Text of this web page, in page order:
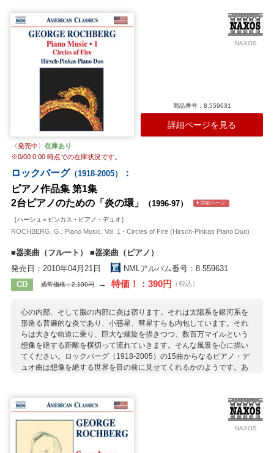
る12の音が同じであろうとも、その構成や並べ方が変われば全く違う
色合いが出ることは間違いありません）。3つの悲しい作品は驚くほど
抒情的ですがジャズ風な趣きも垣間見える美しい曲。ソナタ・セリア
は着想こそ初期ですが、50年代に改定され、1998年になってようやく
発表された力作です。
ロックバーグ
NAXOS
商品番号：8.559631
詳細ページを見る
〈発売中〉 在庫あり
※0/00 0:00時点での在庫状況です。
ロックバーグ（1918-2005）
：
ピアノ作品集 第1集
2台ピアノのための「炎の環」
（1996-97） 詳細ページ
［ハーシュ＝ピンカス・ピアノ・デュオ］
ROCHBERG, G.: Piano Music, Vol. 1 - Circles of Fire (Hirsch-Pinkas Piano Duo)
■器楽曲（フルート） ■器楽曲（ピアノ）
発売日：2010年04月21日
NMLアルバム番号：8.559631
CD
通常価格：2,100円 → 特価！：390円 （税込）
心の内部、そして脳の内部に炎は宿ります。それは太陽系を銀河系を
形造る普遍的な炎であり、小惑星、彗星すらも内包しています。それ
らは大きな軌道に乗り、巨大な螺旋を描きつつ、数百万マイルという
想像を絶する距離を横切って流れていきます。そんな風景を心に描い
てください。ロックバーグ（1918-2005）の15曲からなるピアノ・デ
ュオ曲は想像を絶する世界を目の前に見せてくれるかのようです。あ
に直接訴える音楽です。
ロックバーグ
NAXOS